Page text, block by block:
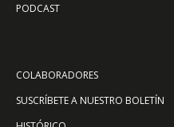
PODCAST
COLABORADORES
SUSCRÍBETE A NUESTRO BOLETÍN